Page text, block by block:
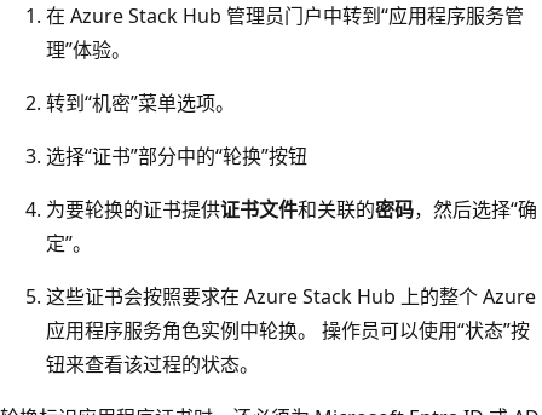
在 Azure Stack Hub 管理员门户中转到“应用程序服务管
理”体验。
转到“机密”菜单选项。
选择“证书”部分中的“轮换”按钮
为要轮换的证书提供证书文件和关联的密码，然后选择“确
定”。
这些证书会按照要求在 Azure Stack Hub 上的整个 Azure
应用程序服务角色实例中轮换。 操作员可以使用“状态”按
钮来查看该过程的状态。